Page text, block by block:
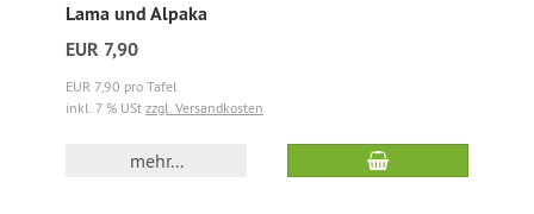
Lama und Alpaka
EUR 7,90
EUR 7,90 pro Tafel
inkl. 7 % USt zzgl. Versandkosten
mehr...